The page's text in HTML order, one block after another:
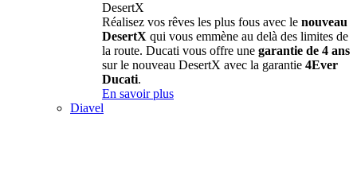
DesertX
Réalisez vos rêves les plus fous avec le nouveau
DesertX qui vous emmène au delà des limites de
la route. Ducati vous offre une garantie de 4 ans
sur le nouveau DesertX avec la garantie 4Ever
Ducati.
En savoir plus
Diavel